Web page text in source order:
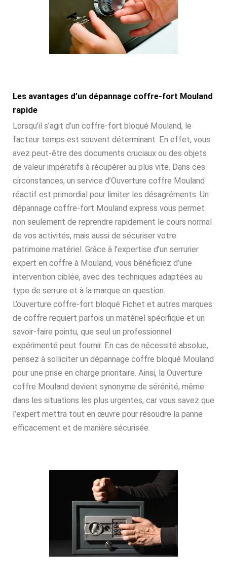
Les avantages d’un dépannage coffre-fort Mouland
rapide
Lorsqu’il s’agit d’un coffre-fort bloqué Mouland, le
facteur temps est souvent déterminant. En effet, vous
avez peut-être des documents cruciaux ou des objets
de valeur impératifs à récupérer au plus vite. Dans ces
circonstances, un service d’Ouverture coffre Mouland
réactif est primordial pour limiter les désagréments. Un
dépannage coffre-fort Mouland express vous permet
non seulement de reprendre rapidement le cours normal
de vos activités, mais aussi de sécuriser votre
patrimoine matériel. Grâce à l’expertise d’un serrurier
expert en coffre à Mouland, vous bénéficiez d’une
intervention ciblée, avec des techniques adaptées au
type de serrure et à la marque en question.
L’ouverture coffre-fort bloqué Fichet et autres marques
de coffre requiert parfois un matériel spécifique et un
savoir-faire pointu, que seul un professionnel
expérimenté peut fournir. En cas de nécessité absolue,
pensez à solliciter un dépannage coffre bloqué Mouland
pour une prise en charge prioritaire. Ainsi, la Ouverture
coffre Mouland devient synonyme de sérénité, même
dans les situations les plus urgentes, car vous savez que
l’expert mettra tout en œuvre pour résoudre la panne
efficacement et de manière sécurisée.